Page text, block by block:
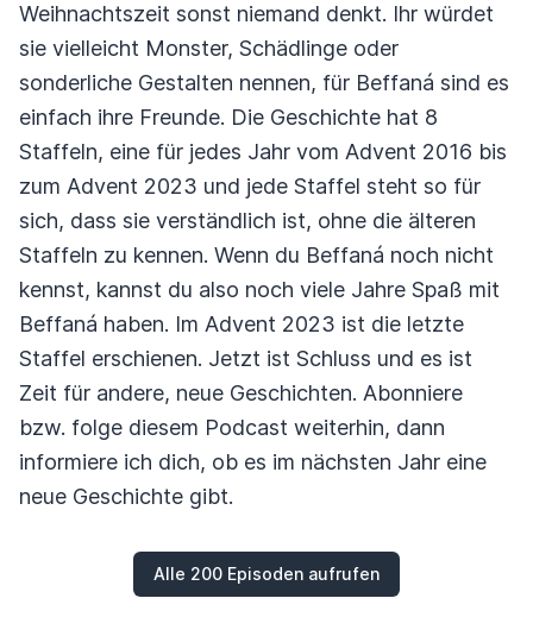
Weihnachtszeit sonst niemand denkt. Ihr würdet
sie vielleicht Monster, Schädlinge oder
sonderliche Gestalten nennen, für Beffaná sind es
einfach ihre Freunde. Die Geschichte hat 8
Staffeln, eine für jedes Jahr vom Advent 2016 bis
zum Advent 2023 und jede Staffel steht so für
sich, dass sie verständlich ist, ohne die älteren
Staffeln zu kennen. Wenn du Beffaná noch nicht
kennst, kannst du also noch viele Jahre Spaß mit
Beffaná haben. Im Advent 2023 ist die letzte
Staffel erschienen. Jetzt ist Schluss und es ist
Zeit für andere, neue Geschichten. Abonniere
bzw. folge diesem Podcast weiterhin, dann
informiere ich dich, ob es im nächsten Jahr eine
neue Geschichte gibt.
Alle 200 Episoden aufrufen